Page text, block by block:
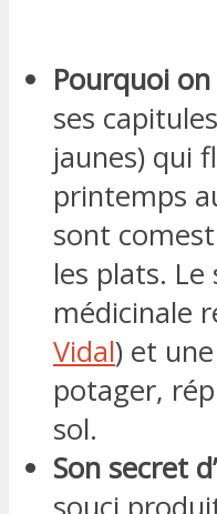
Pourquoi on
ses
jaunes) qui
printemps
sont
les plats.
médicinale
Vidal) et
potager,
sol.
Son secret